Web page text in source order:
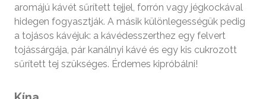
aromájú kávét sűrített tejjel, forrón vagy jégkockával
hidegen fogyasztják. A másik különlegességük pedig
a tojásos kávéjuk: a kávédesszerthez egy felvert
tojássárgája, pár kanálnyi kávé és egy kis cukrozott
sűrített tej szükséges. Érdemes kipróbálni!